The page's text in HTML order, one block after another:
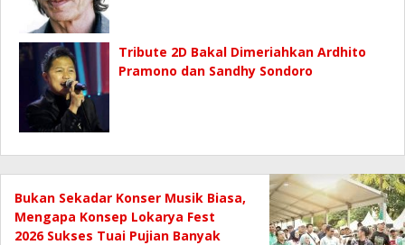
Tribute 2D Bakal Dimeriahkan Ardhito
Pramono dan Sandhy Sondoro
Bukan Sekadar Konser Musik Biasa,
Mengapa Konsep Lokarya Fest
2026 Sukses Tuai Pujian Banyak